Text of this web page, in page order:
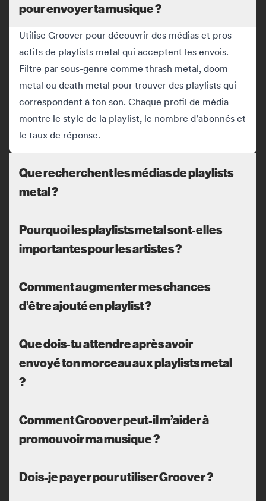
pour envoyer ta musique ?
Utilise Groover pour découvrir des médias et pros
actifs de playlists metal qui acceptent les envois.
Filtre par sous-genre comme thrash metal, doom
metal ou death metal pour trouver des playlists qui
correspondent à ton son. Chaque profil de média
montre le style de la playlist, le nombre d’abonnés et
le taux de réponse.
Que recherchent les médias de playlists
metal ?
Pourquoi les playlists metal sont-elles
importantes pour les artistes ?
Comment augmenter mes chances
d’être ajouté en playlist ?
Que dois-tu attendre après avoir
envoyé ton morceau aux playlists metal
?
Comment Groover peut-il m’aider à
promouvoir ma musique ?
Dois-je payer pour utiliser Groover ?